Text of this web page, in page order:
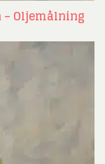
– Oljemålning